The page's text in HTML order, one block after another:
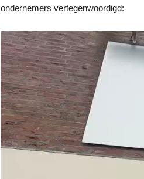
ondernemers vertegenwoordigd: